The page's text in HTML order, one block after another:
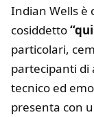
Indian Wells è
cosiddetto
particolari,
partecipanti di
tecnico ed
presenta con